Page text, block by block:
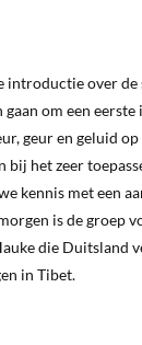
introductie over
om een
geur en geluid
bij het zeer
kennis met een
is de groep
die Duitsland
in Tibet.